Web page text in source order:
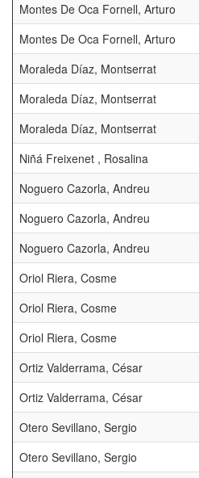
Montes De Oca Fornell, Arturo
Montes De Oca Fornell, Arturo
Moraleda Díaz, Montserrat
Moraleda Díaz, Montserrat
Moraleda Díaz, Montserrat
Niñá Freixenet , Rosalina
Noguero Cazorla, Andreu
Noguero Cazorla, Andreu
Noguero Cazorla, Andreu
Oriol Riera, Cosme
Oriol Riera, Cosme
Oriol Riera, Cosme
Ortiz Valderrama, César
Ortiz Valderrama, César
Otero Sevillano, Sergio
Otero Sevillano, Sergio